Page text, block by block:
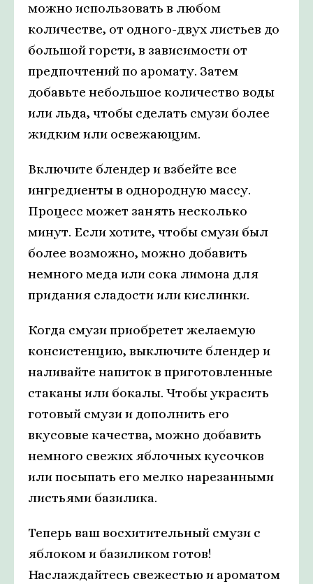
можно использовать в любом
количестве, от одного-двух листьев до
большой горсти, в зависимости от
предпочтений по аромату. Затем
добавьте небольшое количество воды
или льда, чтобы сделать смузи более
жидким или освежающим.
Включите блендер и взбейте все
ингредиенты в однородную массу.
Процесс может занять несколько
минут. Если хотите, чтобы смузи был
более возможно, можно добавить
немного меда или сока лимона для
придания сладости или кислинки.
Когда смузи приобретет желаемую
консистенцию, выключите блендер и
наливайте напиток в приготовленные
стаканы или бокалы. Чтобы украсить
готовый смузи и дополнить его
вкусовые качества, можно добавить
немного свежих яблочных кусочков
или посыпать его мелко нарезанными
листьями базилика.
Теперь ваш восхитительный смузи с
яблоком и базиликом готов!
Наслаждайтесь свежестью и ароматом